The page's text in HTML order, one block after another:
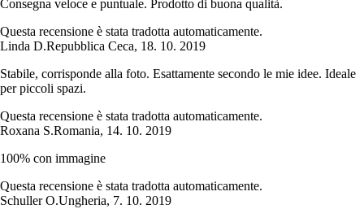
Consegna veloce e puntuale. Prodotto di buona qualità.
Questa recensione è stata tradotta automaticamente.
Linda D.Repubblica Ceca, 18. 10. 2019
Stabile, corrisponde alla foto. Esattamente secondo le mie idee. Ideale
per piccoli spazi.
Questa recensione è stata tradotta automaticamente.
Roxana S.Romania, 14. 10. 2019
100% con immagine
Questa recensione è stata tradotta automaticamente.
Schuller O.Ungheria, 7. 10. 2019